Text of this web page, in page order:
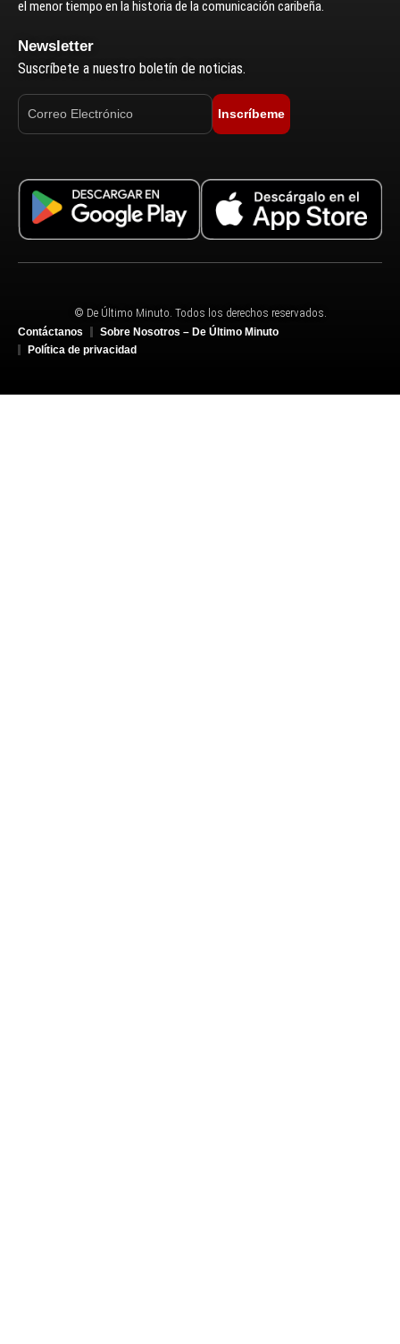
el menor tiempo en la historia de la comunicación caribeña.
Newsletter
Suscríbete a nuestro boletín de noticias.
Inscríbeme
© De Último Minuto. Todos los derechos reservados.
Contáctanos
Sobre Nosotros – De Último Minuto
Política de privacidad